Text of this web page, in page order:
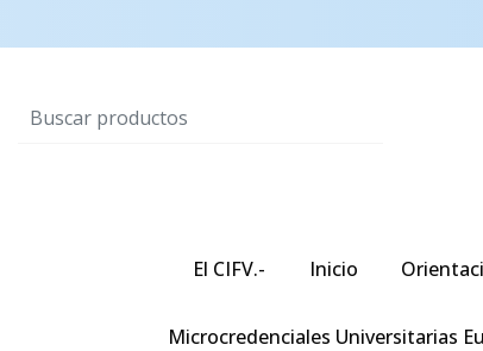
El CIFV.- Inicio
Microcredenciales Universitarias